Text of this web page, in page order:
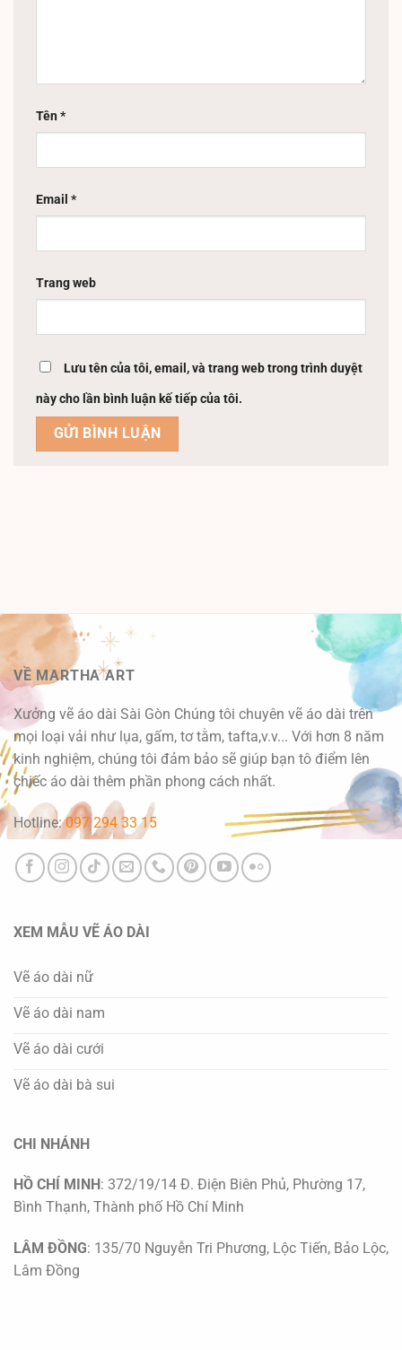
Tên*
Email *
Trang web
Lưu tên của tôi, email, và trang web trong trình duyệt
này cho lần bình luận kế tiếp của tôi.
VỀ MARTHA ART
Xưởng vẽ áo dài Sài Gòn Chúng tôi chuyên vẽ áo dài trên
mọi loại vải như lụa, gấm, tơ tằm, tafta,v.v... Với hơn 8 năm
kinh nghiệm, chúng tôi đảm bảo sẽ giúp bạn tô điểm lên
chiếc áo dài thêm phần phong cách nhất.
Hotline:097 294 33 15
XEM MẪU VẼ ÁO DÀI
Vẽ áo dài nữ
Vẽ áo dài nam
Vẽ áo dài cưới
Vẽ áo dài bà sui
CHI NHÁNH
HỒ CHÍ MINH : 372/19/14 Đ. Điện Biên Phủ, Phường 17,
Bình Thạnh, Thành phố Hồ Chí Minh
LÂM ĐỒNG: 135/70 Nguyễn Tri Phương, Lộc Tiến, Bảo Lộc,
Lâm Đồng